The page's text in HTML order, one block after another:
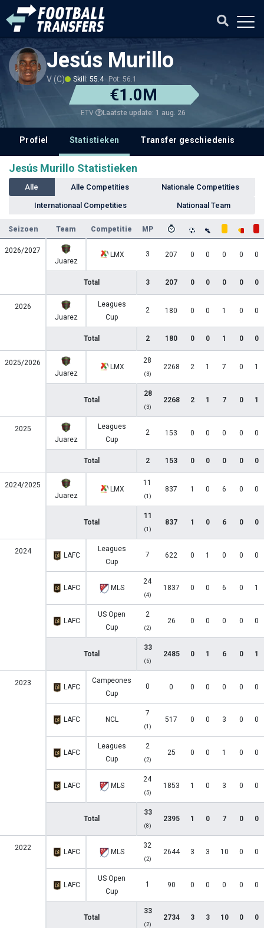
Jesús Murillo
V (C) Skill: 55.4 Pot: 56.1
€1.0M
ETV Laatste update: 1 aug. 26
Profiel Statistieken Transfer geschiedenis
Jesús Murillo Statistieken
Alle Alle Competities Nationale Competities
Internationaal Competities Nationaal Team
Seizoen Team Competitie MP
2026/2027
Juarez
LMX 3 207 0 0 0 0 0
Total 3 207 0 0 0 0 0
2026
Juarez
Leagues
Cup
2 180 0 0 1 0 0
Total 2 180 0 0 1 0 0
2025/2026
Juarez
LMX
28
(3)
2268 2 1 7 0 1
Total
28
(3)
2268 2 1 7 0 1
2025
Juarez
Leagues
Cup
2 153 0 0 0 0 0
Total 2 153 0 0 0 0 0
2024/2025
Juarez
LMX
11
(1)
837 1 0 6 0 0
Total
11
(1)
837 1 0 6 0 0
2024 LAFC
Leagues
Cup
7 622 0 1 0 0 0
LAFC MLS
24
(4)
1837 0 0 6 0 1
LAFC
US Open
Cup
2
(2)
26 0 0 0 0 0
Total
33
(6)
2485 0 1 6 0 1
2023 LAFC
Campeones
Cup
0 0 0 0 0 0 0
LAFC NCL
7
(1)
517 0 0 3 0 0
LAFC
Leagues
Cup
2
(2)
25 0 0 1 0 0
LAFC MLS
24
(5)
1853 1 0 3 0 0
Total
33
(8)
2395 1 0 7 0 0
2022 LAFC MLS
32
(2)
2644 3 3 10 0 0
LAFC
US Open
Cup
1 90 0 0 0 0 0
Total
33
(2)
2734 3 3 10 0 0